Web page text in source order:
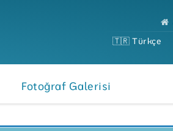
🇹🇷 Türkçe
Fotoğraf Galerisi